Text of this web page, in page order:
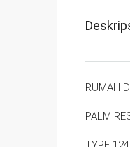
RUMAH
PALM